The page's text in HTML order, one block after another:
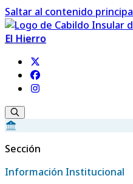
Saltar al contenido
El Hierro
Sección
Información Institucional